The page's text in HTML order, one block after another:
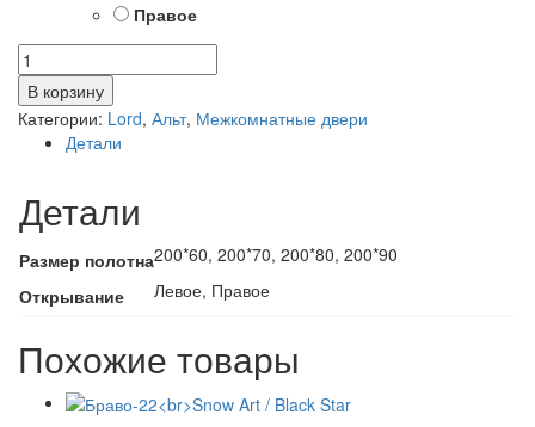
Правое
Количество
товара
Альтро
МФ15
В корзину
Категории: Lord, Альт, Межкомнатные двери
Детали
Детали
Размер полотна200*60, 200*70, 200*80, 200*90
Открывание
Левое, Правое
Похожие товары